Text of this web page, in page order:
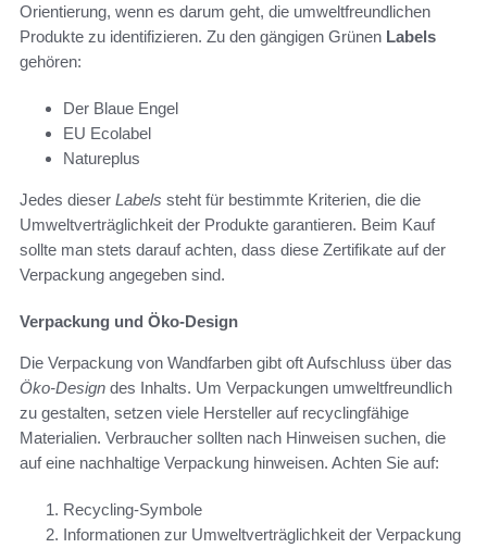
Orientierung, wenn es darum geht, die umweltfreundlichen
Produkte zu identifizieren. Zu den gängigen Grünen Labels
gehören:
Der Blaue Engel
EU Ecolabel
Natureplus
Jedes dieser Labels steht für bestimmte Kriterien, die die
Umweltverträglichkeit der Produkte garantieren. Beim Kauf
sollte man stets darauf achten, dass diese Zertifikate auf der
Verpackung angegeben sind.
Verpackung und Öko-Design
Die Verpackung von Wandfarben gibt oft Aufschluss über das
Öko-Design des Inhalts. Um Verpackungen umweltfreundlich
zu gestalten, setzen viele Hersteller auf recyclingfähige
Materialien. Verbraucher sollten nach Hinweisen suchen, die
auf eine nachhaltige Verpackung hinweisen. Achten Sie auf:
Recycling-Symbole
Informationen zur Umweltverträglichkeit der Verpackung